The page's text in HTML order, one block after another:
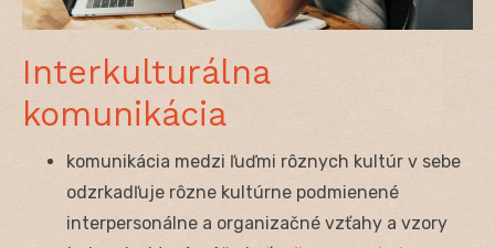
Interkulturálna
komunikácia
komunikácia medzi ľuďmi rôznych kultúr v sebe
odzrkadľuje rôzne kultúrne podmienené
interpersonálne a organizačné vzťahy a vzory